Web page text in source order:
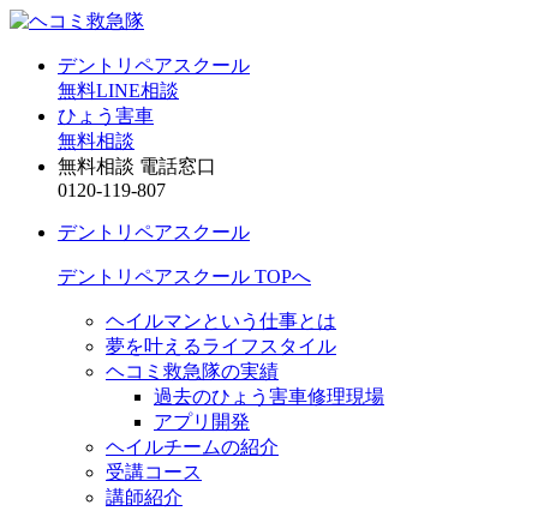
デントリペアスクール
無料LINE相談
ひょう害車
無料相談
無料相談 電話窓口
0120-119-807
デントリペアスクール
デントリペアスクール TOPへ
ヘイルマンという仕事とは
夢を叶えるライフスタイル
ヘコミ救急隊の実績
過去のひょう害車修理現場
アプリ開発
ヘイルチームの紹介
受講コース
講師紹介